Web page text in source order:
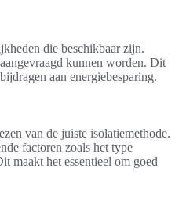
die beschikbaar zijn.
kunnen worden. Dit
aan energiebesparing.
van de juiste isolatiemethode.
factoren zoals het type
maakt het essentieel om goed